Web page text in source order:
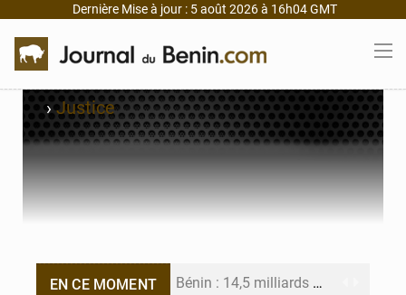
Dernière Mise à jour : 5 août 2026 à 16h04 GMT
›Justice
EN CE MOMENT Bénin : 14,5 milliards de dollars pour faire de la CDN 3.0 un bouclier économique